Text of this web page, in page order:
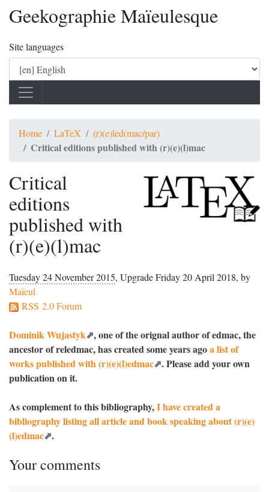
Geekographie Maïeulesque
Site languages
Home LaTeX (r)(e)led(mac/par)
Critical editions published with (r)(e)(l)mac
Critical
editions
published with
(r)(e)(l)mac
Tuesday 24 November 2015, Upgrade Friday 20 April 2018, by
Maïeul
RSS 2.0 Forum
Dominik Wujastyk , one of the orignal author of edmac, the
ancestor of reledmac, has created some years agoa list of
works published with (r)(e)(l)edmac . Please add your own
publication on it.
As complement to this bibliography,I have created a
bibliography listing all article and book speaking about (r)(e)
(l)edmac .
Your comments